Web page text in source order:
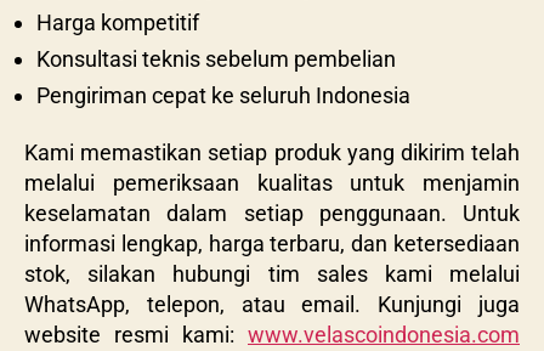
Harga kompetitif
Konsultasi teknis sebelum pembelian
Pengiriman cepat ke seluruh Indonesia
Kami memastikan setiap produk yang dikirim telah
melalui pemeriksaan kualitas untuk menjamin
keselamatan dalam setiap penggunaan. Untuk
informasi lengkap, harga terbaru, dan ketersediaan
stok, silakan hubungi tim sales kami melalui
WhatsApp, telepon, atau email. Kunjungi juga
website resmi kami: www.velascoindonesia.com